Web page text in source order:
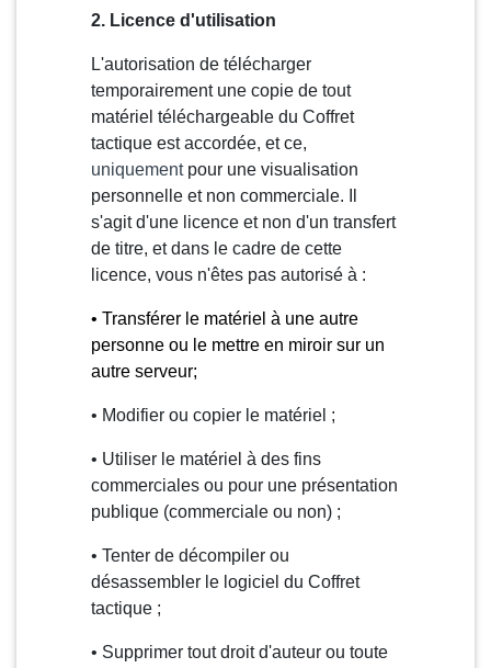
2. Licence d'utilisation
L'autorisation de télécharger
temporairement une copie de tout
matériel téléchargeable du Coffret
tactique est accordée, et ce,
uniquement pour une visualisation
personnelle et non commerciale. Il
s'agit d'une licence et non d'un transfert
de titre, et dans le cadre de cette
licence, vous n'êtes pas autorisé à :
• Transférer le matériel à une autre
personne ou le mettre en miroir sur un
autre serveur;
• Modifier ou copier le matériel ;
• Utiliser le matériel à des fins
commerciales ou pour une présentation
publique (commerciale ou non) ;
• Tenter de décompiler ou
désassembler le logiciel du Coffret
tactique ;
• Supprimer tout droit d'auteur ou toute